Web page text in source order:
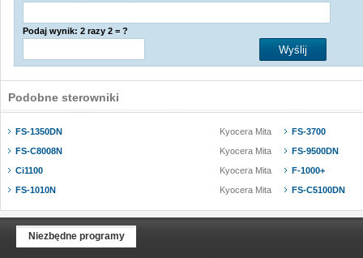
Podaj wynik: 2 razy 2 = ?
Podobne sterowniki
FS-1350DN
Kyocera Mita
FS-C8008N
Kyocera Mita
Ci1100
Kyocera Mita
FS-1010N
Kyocera Mita
FS-3700
FS-9500DN
F-1000+
FS-C5100DN
Niezbędne programy